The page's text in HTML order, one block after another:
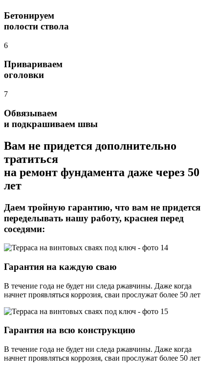
Бетонируем
полости ствола
6
Привариваем
оголовки
7
Обвязываем
и подкрашиваем швы
Вам не придется дополнительно
тратиться
на ремонт фундамента даже через 50
лет
Даем тройную гарантию, что вам не придется
переделывать нашу работу, краснея перед
соседями:
Гарантия на каждую сваю
В течение года не будет ни следа ржавчины. Даже когда
начнет проявляться коррозия, сваи прослужат более 50 лет
Гарантия на всю конструкцию
В течение года не будет ни следа ржавчины. Даже когда
начнет проявляться коррозия, сваи прослужат более 50 лет